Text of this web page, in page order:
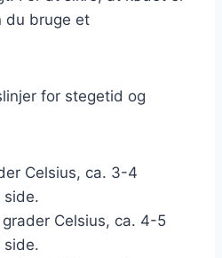
du bruge et
for stegetid og
Celsius, ca. 3-4
side.
Celsius, ca. 4-5
side.